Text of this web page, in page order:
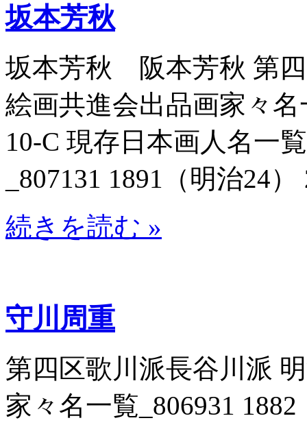
坂本芳秋
坂本芳秋 阪本芳秋 第
絵画共進会出品画家々名
10-C 現存日本画人名一
_807131 1891（明治24）
続きを読む »
守川周重
第四区歌川派長谷川派
家々名一覧_806931